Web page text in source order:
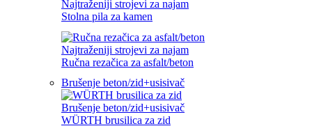
Najtraženiji strojevi za najam
Stolna pila za kamen
Najtraženiji strojevi za najam
Ručna rezačica za asfalt/beton
Brušenje beton/zid+usisivač
Brušenje beton/zid+usisivač
WÜRTH brusilica za zid